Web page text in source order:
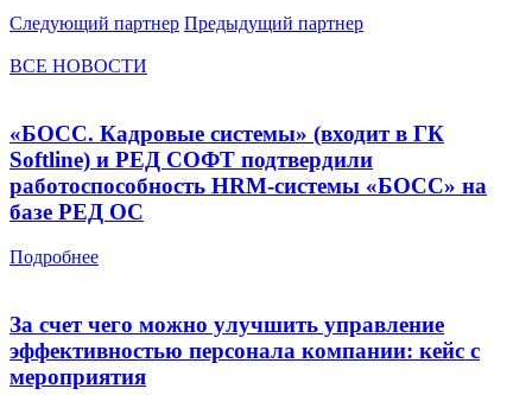
Следующий партнер Предыдущий партнер
ВСЕ НОВОСТИ
«БОСС. Кадровые системы» (входит в ГК
Softline) и РЕД СОФТ подтвердили
работоспособность HRM-системы «БОСС» на
базе РЕД ОС
Подробнее
За счет чего можно улучшить управление
эффективностью персонала компании: кейс с
мероприятия